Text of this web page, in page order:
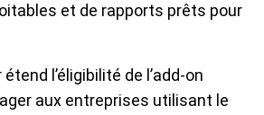
et de rapports prêts pour
l’éligibilité de l’add-on
aux entreprises utilisant le